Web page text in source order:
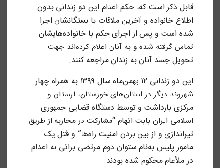
قابل ذکر است که، حکم اعدام این دو زندانی بدون
اطلاع خانواده و آخرین ملاقات با بستگانشان اجرا
شده است و پس از اجرای حکم با خانواده‌هایشان
تماس گرفته شده و به آنان اعلام کرده‌اند جهت
تحویل جسد آنان به زندان مراجعه کنند.
این دو زندانی ۱۲ بهمن‌ماه سال ۱۳۹۹ به همراه چهار
شهروند دیگر در استان‌های خوزستان، لرستان و
مرکزی بازداشت و توسط دستگاه قضایی جمهوری
اسلامی ایران بابت اتهام “مشارکت در محاربه از طریق
تیراندازی و از بین بردن امنیت راه‌ها” و قتل یک
مامور پلیس به‌نام ستوان دوم مرتضی براتی به اعدام
در ملأعام محکوم شده بودند.